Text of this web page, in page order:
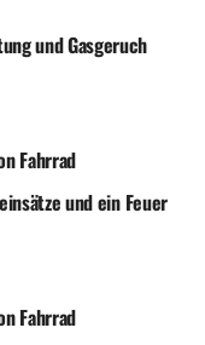
und Gasgeruch
Fahrrad
und ein Feuer
Fahrrad